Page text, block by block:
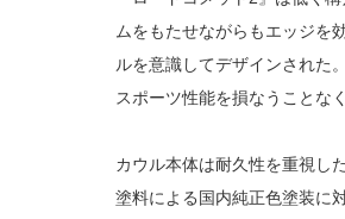
ムをもたせながらもエッジを
ルを意識してデザインされた。
スポーツ性能を損なうことな
カウル本体は耐久性を重視し
塗料による国内純正色塗装に